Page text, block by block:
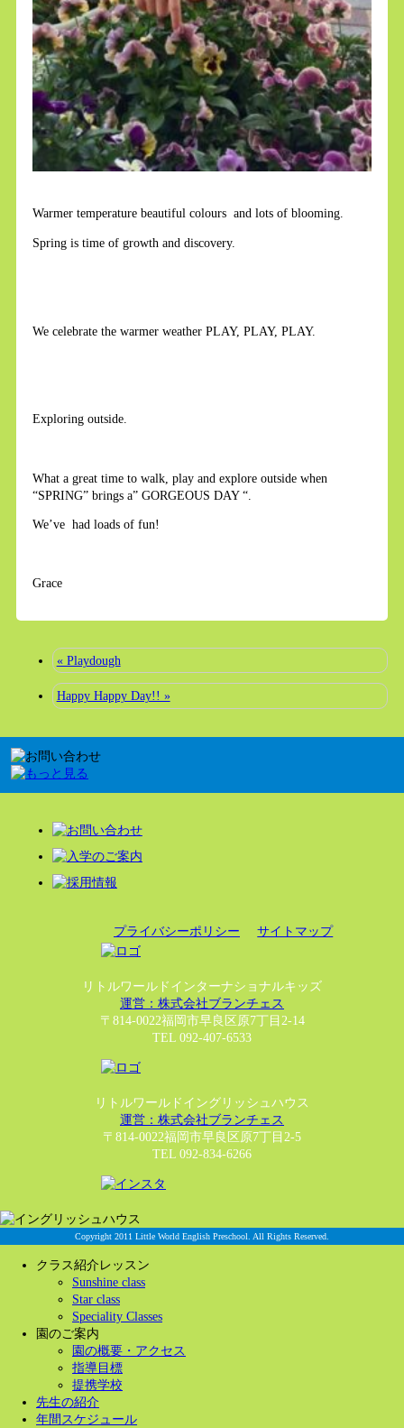
Warmer temperature beautiful colours and lots of blooming.
Spring is time of growth and discovery.
We celebrate the warmer weather PLAY, PLAY, PLAY.
Exploring outside.
What a great time to walk, play and explore outside when
“SPRING” brings a” GORGEOUS DAY “.
We’ve had loads of fun!
Grace
« Playdough
Happy Happy Day!! »
プライバシーポリシー サイトマップ
リトルワールドインターナショナルキッズ
運営：株式会社ブランチェス
〒814-0022福岡市早良区原7丁目2-14
TEL 092-407-6533
リトルワールドイングリッシュハウス
運営：株式会社ブランチェス
〒814-0022福岡市早良区原7丁目2-5
TEL 092-834-6266
Copyright 2011 Little World English Preschool. All Rights Reserved.
クラス紹介レッスン
Sunshine class
Star class
Speciality Classes
園のご案内
園の概要・アクセス
指導目標
提携学校
先生の紹介
年間スケジュール